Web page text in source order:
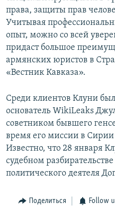
Հայերեն
English
Русский
Все сайты Радио Азатутюн
права, защиты прав
Учитывая
опыт, можно со всей
придаст большое
армянских юристов в
«Вестник Кавказа».
Среди клиентов Клуни
основатель WikiLeaks
советником бывшего
время его миссии в Сирии
Известно, что 28 января
судебном
политического деятеля
Поделиться Follow